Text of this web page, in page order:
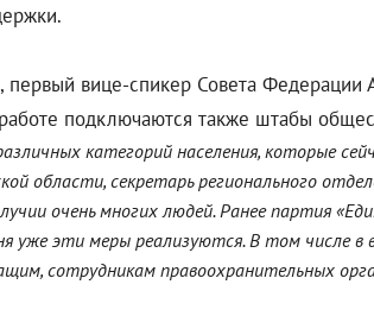
первый вице-спикер Совета
подключаются также штабы
категорий населения, которые
области, секретарь регионального
очень многих людей. Ранее партия
уже эти меры реализуются. В том числе
сотрудникам правоохранительных